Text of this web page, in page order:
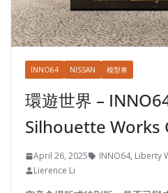
INNO64 NISSAN 模型車
環遊世界 –
Silhouette Works
April 26, 2025 INNO64, Liberty
Lierence Li